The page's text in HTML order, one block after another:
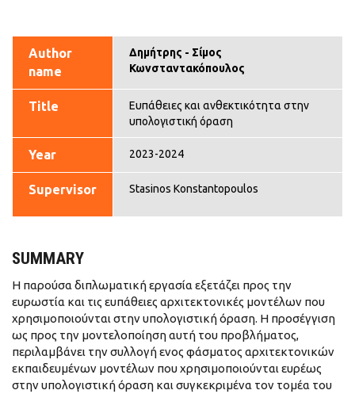
Author
name
Δημήτρης - Σίμος
Κωνσταντακόπουλος
Title
Ευπάθειες και ανθεκτικότητα στην
υπολογιστική όραση
Year 2023-2024
Supervisor Stasinos Konstantopoulos
SUMMARY
Η παρούσα διπλωματική εργασία εξετάζει προς την
ευρωστία και τις ευπάθειες αρχιτεκτονικές μοντέλων που
χρησιμοποιούνται στην υπολογιστική όραση. Η προσέγγιση
ως προς την μοντελοποίηση αυτή του προβλήματος,
περιλαμβάνει την συλλογή ενος φάσματος αρχιτεκτονικών
εκπαιδευμένων μοντέλων που χρησιμοποιούνται ευρέως
στην υπολογιστική όραση και συγκεκριμένα τον τομέα του